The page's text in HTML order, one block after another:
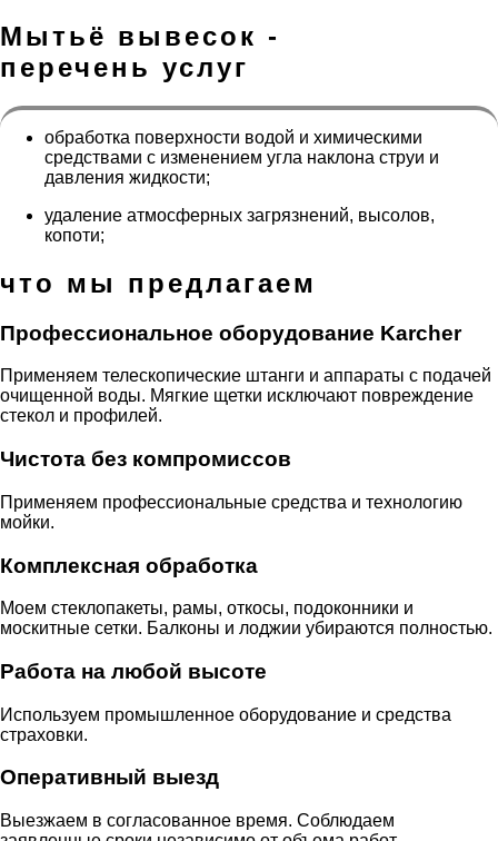
Мытьё вывесок -
перечень услуг
обработка поверхности водой и химическими
средствами с изменением угла наклона струи и
давления жидкости;
удаление атмосферных загрязнений, высолов,
копоти;
что мы предлагаем
Профессиональное оборудование Karcher
Применяем телескопические штанги и аппараты с подачей
очищенной воды. Мягкие щетки исключают повреждение
стекол и профилей.
Чистота без компромиссов
Применяем профессиональные средства и технологию
мойки.
Комплексная обработка
Моем стеклопакеты, рамы, откосы, подоконники и
москитные сетки. Балконы и лоджии убираются полностью.
Работа на любой высоте
Используем промышленное оборудование и средства
страховки.
Оперативный выезд
Выезжаем в согласованное время. Соблюдаем